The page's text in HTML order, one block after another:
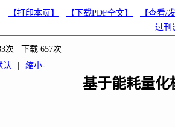
【打印本页】 【下载PDF全文】 【查看/
过刊
次 下载 657次
认 缩小-
基于能耗量化